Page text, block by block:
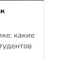
какие